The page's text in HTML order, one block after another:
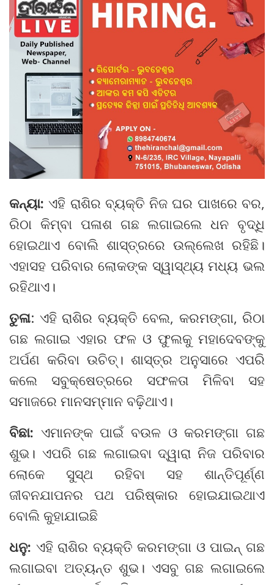
କନ୍ୟା: ଏହି ରାଶିର ବ୍ୟକ୍ତି ନିଜ ଘର ପାଖରେ ବର,
ରିଠା କିମ୍ବା ପଳାଶ ଗଛ ଲଗାଇଲେ ଧନ ବୃଦ୍ଧି
ହୋଇଥାଏ ବୋଲି ଶାସ୍ତ୍ରରେ ଉଲ୍ଲେଖ ରହିଛି।
ଏହାସହ ପରିବାର ଲୋକଙ୍କ ସ୍ୱାସ୍ଥ୍ୟ ମଧ୍ୟ ଭଲ
ରହିଥାଏ।
ତୁଳା: ଏହି ରାଶିର ବ୍ୟକ୍ତି ବେଲ, କରମଙ୍ଗା, ରିଠା
ଗଛ ଲଗାଇ ଏହାର ଫଳ ଓ ଫୁଲକୁ ମହାଦେବଙ୍କୁ
ଅର୍ପଣ କରିବା ଉଚିତ୍‌। ଶାସ୍ତ୍ର ଅନୁସାରେ ଏପରି
କଲେ ସବୁକ୍ଷେତ୍ରରେ ସଫଳତା ମିଳିବା ସହ
ସମାଜରେ ମାନସମ୍ମାନ ବଢ଼ିଥାଏ।
ବିଛା: ଏମାନଙ୍କ ପାଇଁ ବଉଳ ଓ କରମଙ୍ଗା ଗଛ
ଶୁଭ। ଏପରି ଗଛ ଲଗାଇବା ଦ୍ୱାରା ନିଜ ପରିବାର
ଲୋକେ ସୁସ୍ଥ ରହିବା ସହ ଶାନ୍ତିପୂର୍ଣ୍ଣ
ଜୀବନଯାପନର ପଥ ପରିଷ୍କାର ହୋଇଯାଇଥାଏ
ବୋଲି କୁହାଯାଇଛି
ଧନୁ: ଏହି ରାଶିର ବ୍ୟକ୍ତି କରମଙ୍ଗା ଓ ପାଇନ୍‌ ଗଛ
ଲଗାଇବା ଅତ୍ୟନ୍ତ ଶୁଭ। ଏସବୁ ଗଛ ଲଗାଇଲେ